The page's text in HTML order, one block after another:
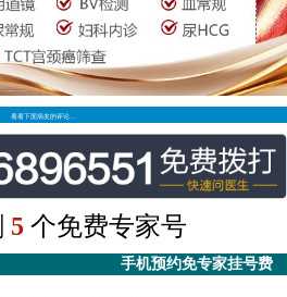
看看下面病友的评论…
5 个免费专家号
手机预约免专家挂号费